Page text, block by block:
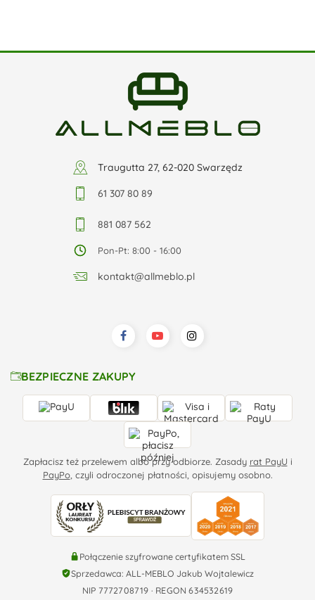
Traugutta 27, 62-020 Swarzędz
61 307 80 89
881 087 562
Pon-Pt: 8:00 - 16:00
kontakt@allmeblo.pl
BEZPIECZNE ZAKUPY
Zapłacisz też przelewem albo przy odbiorze. Zasady rat PayU i
PayPo, czyli odroczonej płatności, opisujemy osobno.
Połączenie szyfrowane certyfikatem SSL
Sprzedawca: ALL-MEBLO Jakub Wojtalewicz
NIP 7772708719 · REGON 634532619